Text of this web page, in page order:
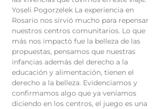
Yoseli Pogorzelek La experiencia en
Rosario nos sirvió mucho para repensar
nuestros centros comunitarios. Lo que
más nos impactó fue la belleza de las
propuestas, pensamos que nuestras
infancias además del derecho a la
educación y alimentación, tienen el
derecho a la belleza. Evidenciamos y
confirmamos algo que ya veníamos
diciendo en los centros, el juego es una